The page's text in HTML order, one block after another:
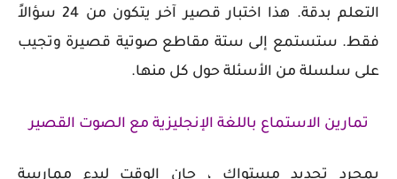
التعلم بدقة. هذا اختبار قصير آخر يتكون من 24 سؤالاً
فقط. ستستمع إلى ستة مقاطع صوتية قصيرة وتجيب
على سلسلة من الأسئلة حول كل منها.
تمارين الاستماع باللغة الإنجليزية مع الصوت القصير
بمجرد تحديد مستواك ، حان الوقت لبدء ممارسة